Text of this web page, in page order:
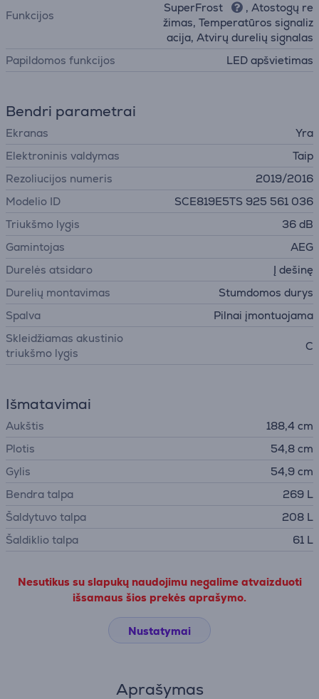
Funkcijos
SuperFrost
, Atostogų re
žimas, Temperatūros signaliz
acija, Atvirų durelių signalas
Papildomos funkcijos
LED apšvietimas
Bendri parametrai
Ekranas
Yra
Elektroninis valdymas
Taip
Rezoliucijos numeris
2019/2016
Modelio ID
SCE819E5TS 925 561 036
Triukšmo lygis
36 dB
Gamintojas
AEG
Durelės atsidaro
Į dešinę
Durelių montavimas
Stumdomos durys
Spalva
Pilnai įmontuojama
Skleidžiamas akustinio
triukšmo lygis
C
Išmatavimai
Aukštis
188,4 cm
Plotis
54,8 cm
Gylis
54,9 cm
Bendra talpa
269 L
Šaldytuvo talpa
208 L
Šaldiklio talpa
61 L
Nesutikus su slapukų naudojimu negalime atvaizduoti
išsamaus šios prekės aprašymo.
Nustatymai
Aprašymas